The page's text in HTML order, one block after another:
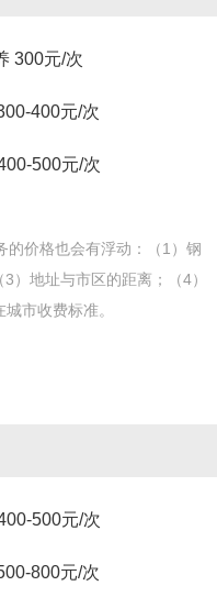
300元/次
400元/次
500元/次
的价格也会有浮动：（1）钢
）地址与市区的距离；（4）
市收费标准。
500元/次
800元/次